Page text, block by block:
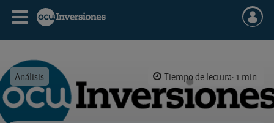
Análisis Tiempo de lectura: 1 min.